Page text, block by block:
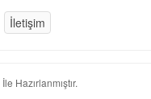
İletişim
İle Hazırlanmıştır.